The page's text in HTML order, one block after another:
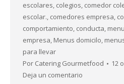
escolares, colegios, comedor
escolar., comedores empresa,
comportamiento, conducta,
empresa, Menus domicilo,
para llevar
Por Catering Gourmetfood
12
Deja un comentario